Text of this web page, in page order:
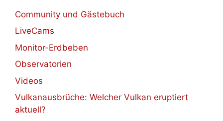
Community und Gästebuch
LiveCams
Monitor-Erdbeben
Observatorien
Videos
Vulkanausbrüche: Welcher Vulkan eruptiert
aktuell?